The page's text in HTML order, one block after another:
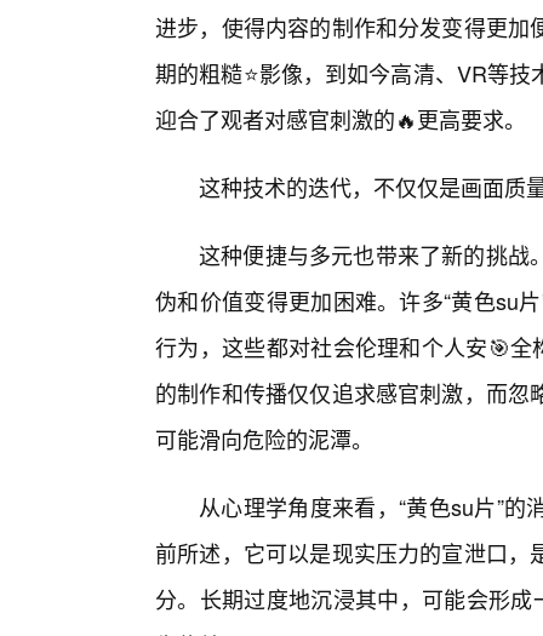
进步，使得内容的制作和分发变得更
期的粗糙⭐影像，到如今高清、VR等
迎合了观者对感官刺激的🔥更高要求。
这种技术的迭代，不仅仅是画面质
这种便捷与多元也带来了新的挑战
伪和价值变得更加困难。许多“黄色su
行为，这些都对社会伦理和个人安🎯全
的制作和传播仅仅追求感官刺激，而
可能滑向危险的泥潭。
从心理学角度来看，“黄色su片”
前所述，它可以是现实压力的宣泄口
分。长期过度地沉浸其中，可能会形